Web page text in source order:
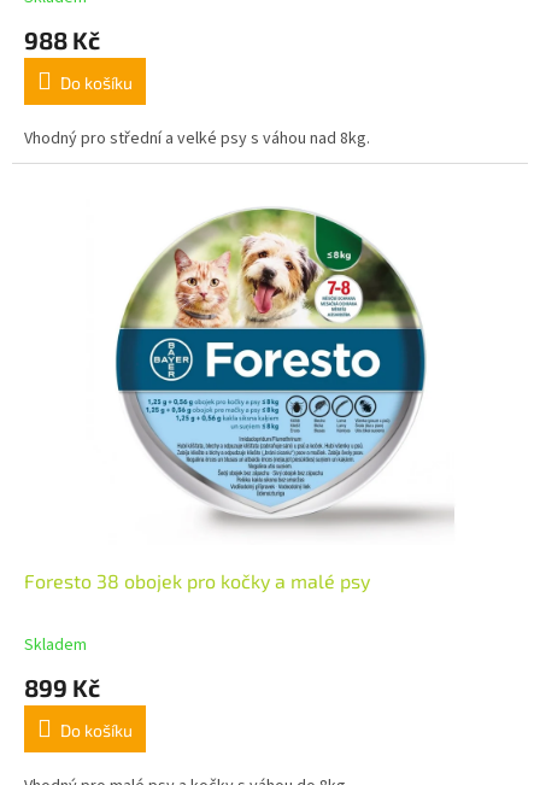
988 Kč
Do košíku
Vhodný pro střední a velké psy s váhou nad 8kg.
Foresto 38 obojek pro kočky a malé psy
Skladem
899 Kč
Do košíku